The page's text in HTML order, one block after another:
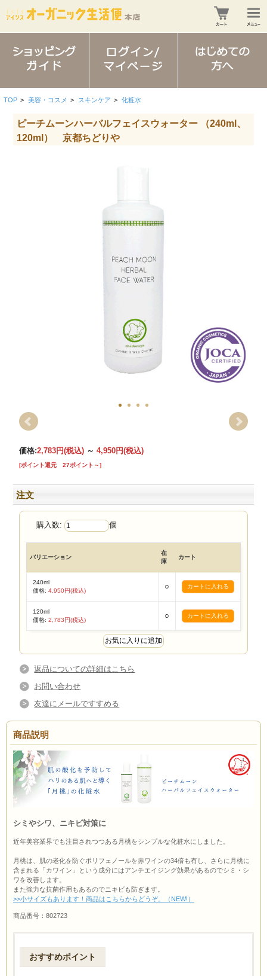
TOP > 美容・コスメ > スキンケア > 化粧水
ピーチムーンハーバルフェイスウォーター （240ml、
120ml） 京都ちどりや
価格:2,783円(税込) ～ 4,950円(税込)
[ポイント還元 27ポイント～]
注文
購入数: 個
バリエーション
在
庫
カート
240ml
価格: 4,950円(税込) ○
120ml
価格: 2,783円(税込) ○
返品についての詳細はこちら
お問い合わせ
友達にメールですすめる
商品説明
シミやシワ、ニキビ対策に
近年美容業界でも注目されつつある月桃をシンプルな化粧水にしました。
月桃は、肌の老化を防ぐポリフェノールを赤ワインの34倍も有し、さらに月桃に
含まれる「カワイン」という成分にはアンチエイジング効果があるのでシミ・シ
ワを改善します。
また強力な抗菌作用もあるのでニキビも防ぎます。
>>小サイズもあります！商品はこちらからどうぞ。（NEW!）
商品番号：802723
おすすめポイント